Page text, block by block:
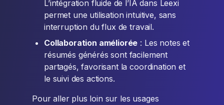
L’intégration fluide de l’IA dans Leexi
permet une utilisation intuitive, sans
interruption du flux de travail.
Collaboration améliorée : Les notes et
résumés générés sont facilement
partagés, favorisant la coordination et
le suivi des actions.
Pour aller plus loin sur les usages